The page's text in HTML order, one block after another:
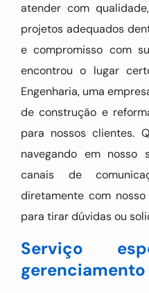
atender com
projetos adequados
e compromisso com
encontrou o lugar
Engenharia, uma
de construção e
para nossos clientes.
navegando em nosso
canais de
diretamente com
para tirar dúvidas ou
Serviço